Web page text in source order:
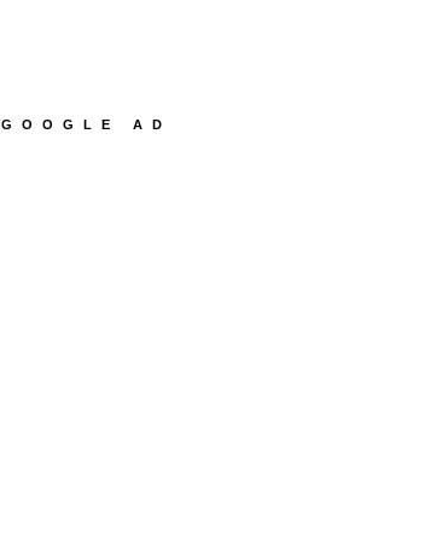
GOOGLE AD